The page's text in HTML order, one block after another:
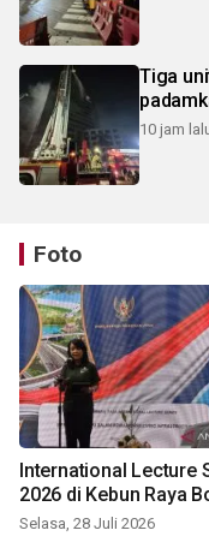
Tiga
10 jam
Foto
International Lecture
2026 di Kebun Raya
Selasa, 28 Juli 2026